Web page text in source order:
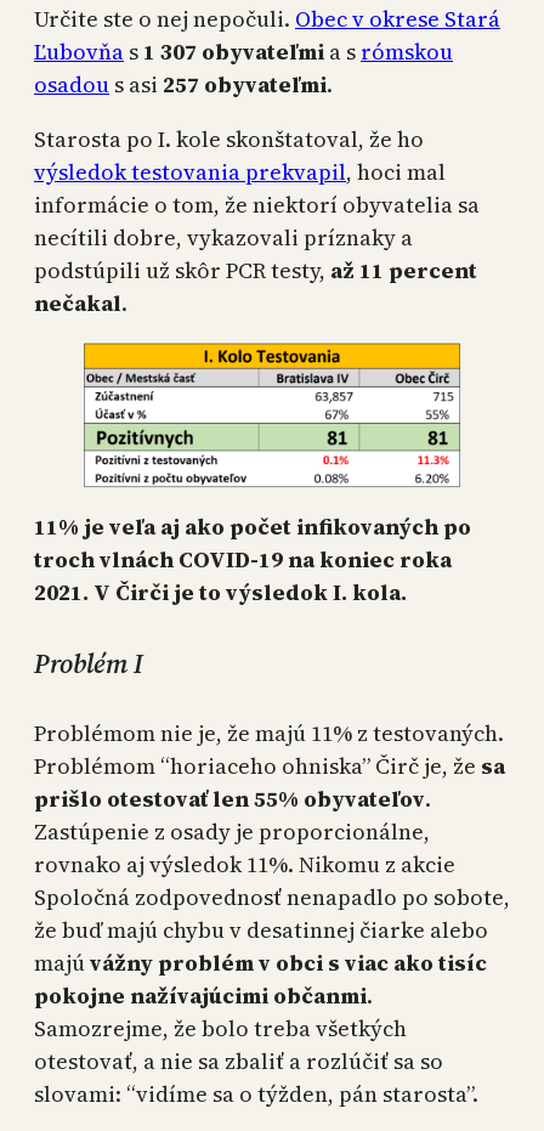
Určite ste o nej nepočuli. Obec v okrese Stará
Ľubovňa s 1 307 obyvateľmi a s rómskou
osadou s asi 257 obyvateľmi.
Starosta po I. kole skonštatoval, že ho
výsledok testovania prekvapil, hoci mal
informácie o tom, že niektorí obyvatelia sa
necítili dobre, vykazovali príznaky a
podstúpili už skôr PCR testy, až 11 percent
nečakal.
11% je veľa aj ako počet infikovaných po
troch vlnách COVID-19 na koniec roka
2021. V Čirči je to výsledok I. kola.
Problém I
Problémom nie je, že majú 11% z testovaných.
Problémom “horiaceho ohniska” Čirč je, že sa
prišlo otestovať len 55% obyvateľov.
Zastúpenie z osady je proporcionálne,
rovnako aj výsledok 11%. Nikomu z akcie
Spoločná zodpovednosť nenapadlo po sobote,
že buď majú chybu v desatinnej čiarke alebo
majúvážny problém v obci s viac ako tisíc
pokojne nažívajúcimi občanmi.
Samozrejme, že bolo treba všetkých
otestovať, a nie sa zbaliť a rozlúčiť sa so
slovami: “vidíme sa o týžden, pán starosta”.